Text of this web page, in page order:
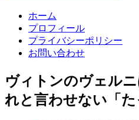
ホーム
プロフィール
プライバシーポリシー
お問い合わせ
ヴィトンのヴェル
れと言わせない「た